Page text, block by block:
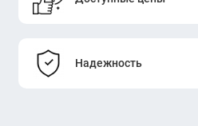
Надежность